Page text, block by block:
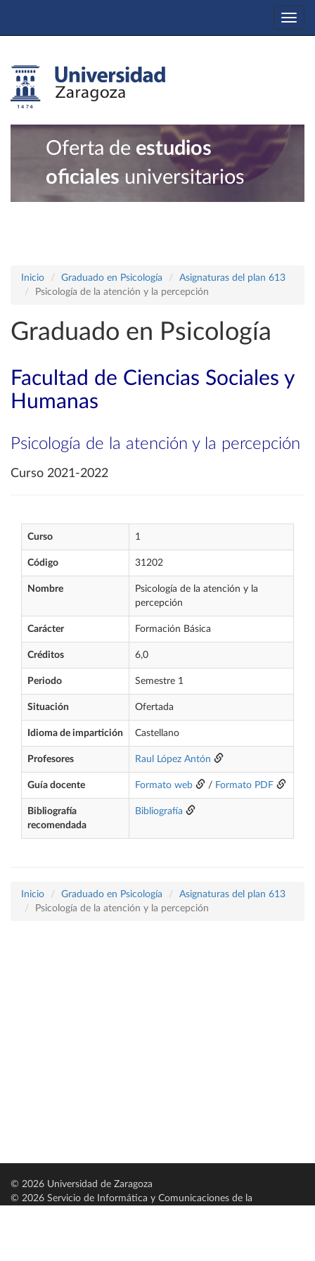
Oferta de estudios
oficiales universitarios
Inicio Graduado en Psicología
Asignaturas del plan 613
Psicología de la atención y la percepción
Graduado en Psicología
Facultad de Ciencias Sociales y
Humanas
Psicología de la atención y la percepción
Curso 2021-2022
Curso 1
Código 31202
Nombre
Psicología de la atención y la
percepción
Carácter Formación Básica
Créditos 6,0
Periodo Semestre 1
Situación Ofertada
Idioma de impartición Castellano
Profesores Raul López Antón
Guía docente Formato web / Formato PDF
Bibliografía
recomendada
Bibliografía
Inicio Graduado en Psicología
Asignaturas del plan 613
Psicología de la atención y la percepción
© 2026 Universidad de Zaragoza
© 2026 Servicio de Informática y Comunicaciones de la